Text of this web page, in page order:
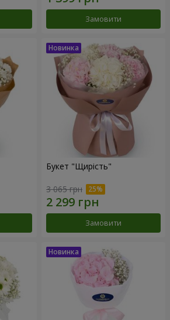
Замовити
Букет "Щирість"
3 065 грн
Замовити